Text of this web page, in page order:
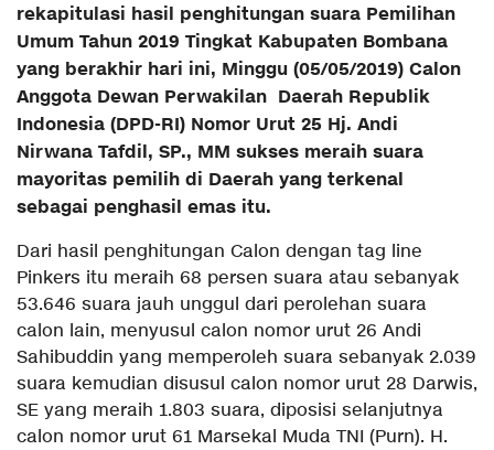
rekapitulasi hasil penghitungan suara Pemilihan
Umum Tahun 2019 Tingkat Kabupaten Bombana
yang berakhir hari ini, Minggu (05/05/2019) Calon
Anggota Dewan Perwakilan Daerah Republik
Indonesia (DPD-RI) Nomor Urut 25 Hj. Andi
Nirwana Tafdil, SP., MM sukses meraih suara
mayoritas pemilih di Daerah yang terkenal
sebagai penghasil emas itu.
Dari hasil penghitungan Calon dengan tag line
Pinkers itu meraih 68 persen suara atau sebanyak
53.646 suara jauh unggul dari perolehan suara
calon lain, menyusul calon nomor urut 26 Andi
Sahibuddin yang memperoleh suara sebanyak 2.039
suara kemudian disusul calon nomor urut 28 Darwis,
SE yang meraih 1.803 suara, diposisi selanjutnya
calon nomor urut 61 Marsekal Muda TNI (Purn). H.